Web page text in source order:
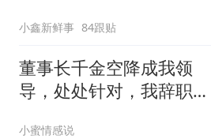
小鑫新鲜事 84跟贴
董事长千金空降成我领
导，处处针对，我辞职
小蜜情感说